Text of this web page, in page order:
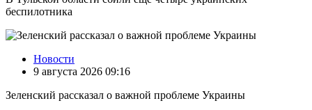
беспилотника
Новости
9 августа 2026 09:16
Зеленский рассказал о важной проблеме Украины